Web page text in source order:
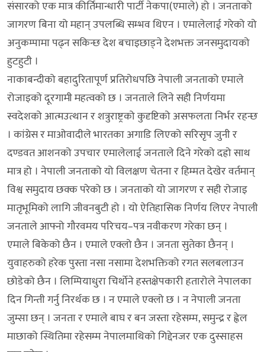
संसारको एक मात्र कीर्तिमान्धारी पार्टी नेकपा(एमाले) हो । जनताको
जागरण बिना यो महान् उपलब्धि सम्भव थिएन । एमालेलाई गरेको यो
अनुकम्पामा पढ्न सकिन्छ देश बचाइछाड्ने देशभक्त जनसमुदायको
हुटहुटी ।
नाकाबन्दीको बहादुरितापूर्ण प्रतिरोधपछि नेपाली जनताको एमाले
रोजाइको दूरगामी महत्वको छ । जनताले लिने सही निर्णयमा
स्वदेशको आत्मउत्थान र शत्रुराष्ट्रको कुदृष्टिको असफलता निर्भर रहन्छ
। कांग्रेस र माओवादीले भारतका अगाडि लिएको सरिसृप जुनी र
दण्डवत आशनको उपचार एमालेलाई जनताले दिने गरेको दह्रो साथ
मात्र हो । नेपाली जनताको यो विलक्षण चेतना र हिम्मत देखेर वर्तमान्
विश्व समुदाय छक्क परेको छ । जनताको यो जागरण र सही रोजाइ
मातृभूमिको लागि जीवनबुटी हो । यो ऐतिहासिक निर्णय लिएर नेपाली
जनताले आफ्नो गौरवमय परिचय–पत्र नवीकरण गरेका छन् ।
एमाले बिकेको छैन । एमाले एक्लो छैन । जनता सुतेका छैनन् ।
युवाहरुको हरेक पुस्ता नसा नसामा देशभक्तिको रगत सलबलाउन
छोडेको छैन । लिम्पियाधुरा चिर्थोने हस्तक्षेपकारी हतारोले नेपालका
दिन गिन्ती गर्नु निरर्थक छ । न एमाले एक्लो छ । न नेपाली जनता
जुम्सा छन् । जनता र एमाले बाघ र बन जस्ता रहेसम्म, समुन्द्र र ह्वेल
माछाको स्थितिमा रहेसम्म नेपालमाथिको गिद्देनजर एक दुस्साहस